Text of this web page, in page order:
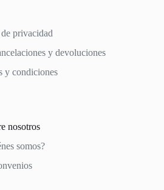
privacidad
y devoluciones
y condiciones
nosotros
somos?